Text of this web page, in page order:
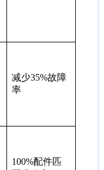
减少35%故障
率
100%配件匹